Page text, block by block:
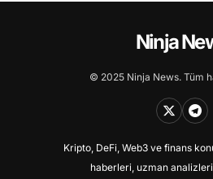
Ninja
© 2025 Ninja News. Tüm
Kripto, DeFi, Web3 ve finans
haberleri, uzman